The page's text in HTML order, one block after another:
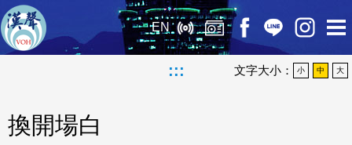
EN
::: 文字大小： 小 中 大
換開場白